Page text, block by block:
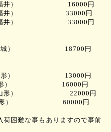
） 16000 円
）
33000 円
） 33000 円
） 18700 円
） 13000 円
） 16000 円
） 22000 円
） 60000 円
荷困難な事もありますので事前